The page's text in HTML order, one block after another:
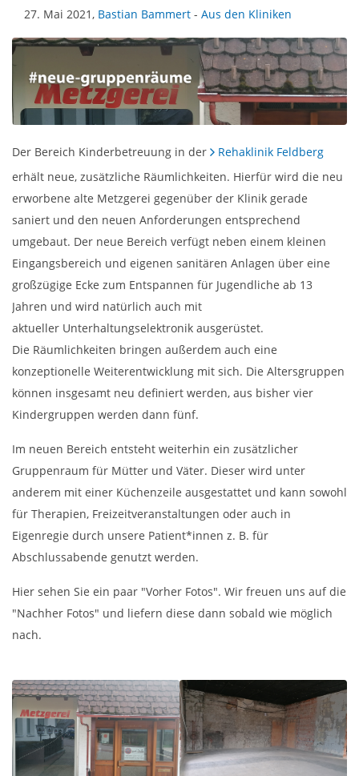
27. Mai 2021, Bastian Bammert - Aus den Kliniken
Der Bereich Kinderbetreuung in der
Rehaklinik Feldberg
erhält neue, zusätzliche Räumlichkeiten. Hierfür wird die neu
erworbene alte Metzgerei gegenüber der Klinik gerade
saniert und den neuen Anforderungen entsprechend
umgebaut. Der neue Bereich verfügt neben einem kleinen
Eingangsbereich und eigenen sanitären Anlagen über eine
großzügige Ecke zum Entspannen für Jugendliche ab 13
Jahren und wird natürlich auch mit
aktueller Unterhaltungselektronik ausgerüstet.
Die Räumlichkeiten bringen außerdem auch eine
konzeptionelle Weiterentwicklung mit sich. Die Altersgruppen
können insgesamt neu definiert werden, aus bisher vier
Kindergruppen werden dann fünf.
Im neuen Bereich entsteht weiterhin ein zusätzlicher
Gruppenraum für Mütter und Väter. Dieser wird unter
anderem mit einer Küchenzeile ausgestattet und kann sowohl
für Therapien, Freizeitveranstaltungen oder auch in
Eigenregie durch unsere Patient*innen z. B. für
Abschlussabende genutzt werden.
Hier sehen Sie ein paar "Vorher Fotos". Wir freuen uns auf die
"Nachher Fotos" und liefern diese dann sobald wie möglich
nach.